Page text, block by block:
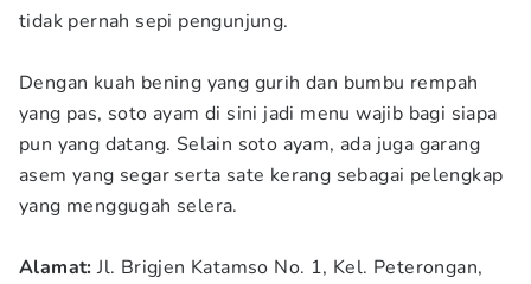
tidak pernah sepi pengunjung.
Dengan kuah bening yang gurih dan bumbu rempah
yang pas, soto ayam di sini jadi menu wajib bagi siapa
pun yang datang. Selain soto ayam, ada juga garang
asem yang segar serta sate kerang sebagai pelengkap
yang menggugah selera.
Alamat: Jl. Brigjen Katamso No. 1, Kel. Peterongan,